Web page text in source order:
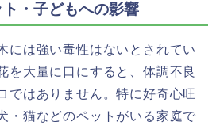
・子どもへの影響
には強い毒性はないとされてい
を大量に口にすると、体調不良
ではありません。特に好奇心旺
・猫などのペットがいる家庭で